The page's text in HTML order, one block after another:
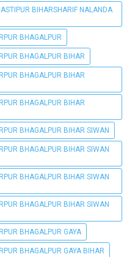
BIHARSHARIF NALANDA
BHAGALPUR
BHAGALPUR BIHAR
BHAGALPUR BIHAR
BHAGALPUR BIHAR
BHAGALPUR BIHAR SIWAN
BHAGALPUR BIHAR SIWAN
BHAGALPUR BIHAR SIWAN
BHAGALPUR BIHAR SIWAN
BHAGALPUR GAYA
BHAGALPUR GAYA BIHAR